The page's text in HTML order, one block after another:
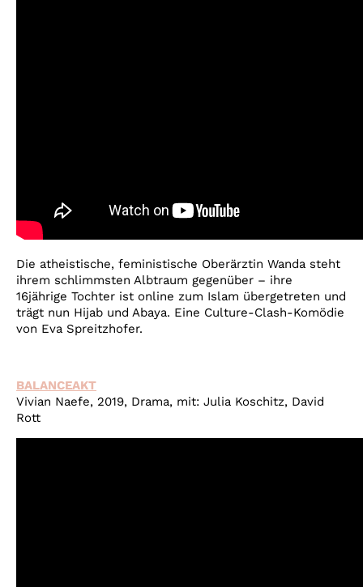
Die atheistische, feministische Oberärztin Wanda steht
ihrem schlimmsten Albtraum gegenüber – ihre
16jährige Tochter ist online zum Islam übergetreten und
trägt nun Hijab und Abaya. Eine Culture-Clash-Komödie
von Eva Spreitzhofer.
BALANCEAKT
Vivian Naefe, 2019, Drama, mit: Julia Koschitz, David
Rott